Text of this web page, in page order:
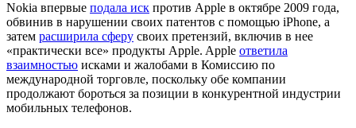
Nokia впервые подала иск против Apple в октябре 2009 года,
обвинив в нарушении своих патентов с помощью iPhone, а
затем расширила сферу своих претензий, включив в нее
«практически все» продукты Apple. Apple ответила
взаимностью исками и жалобами в Комиссию по
международной торговле, поскольку обе компании
продолжают бороться за позиции в конкурентной индустрии
мобильных телефонов.